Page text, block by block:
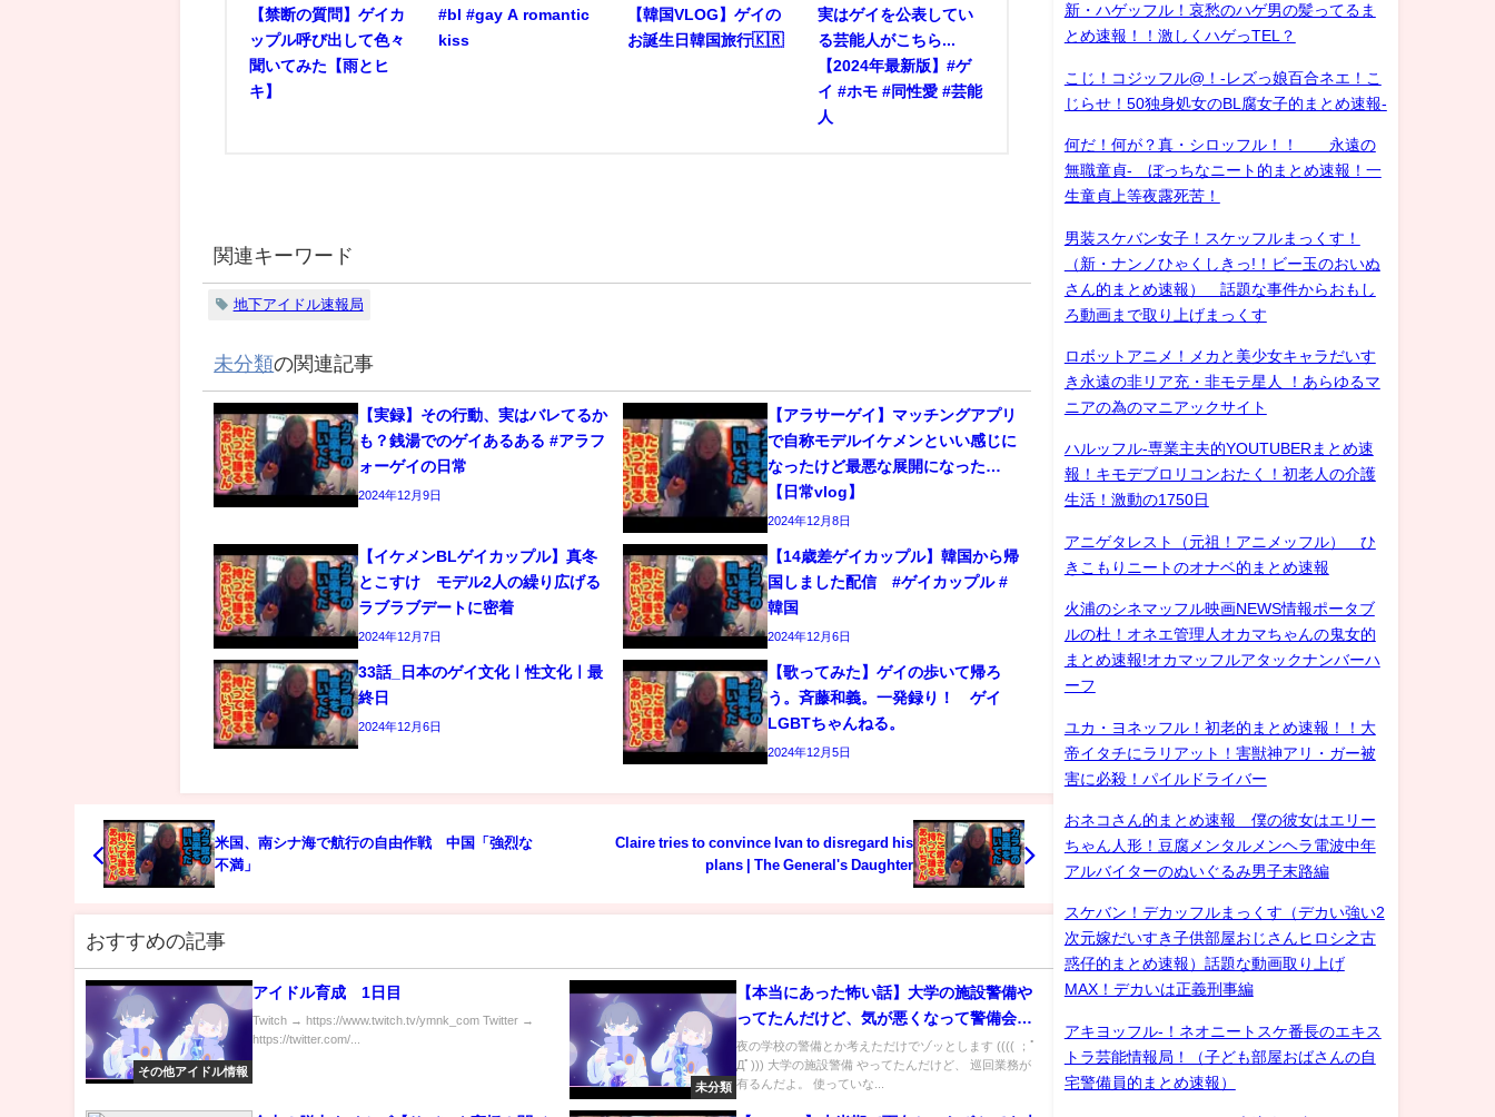
【禁断の質問】ゲイカ
ップル呼び出して色々
聞いてみた【雨とヒ
キ】
#bl #gay A romantic
kiss
【韓国VLOG】ゲイの
お誕生日韓国旅行🇰🇷
実はゲイを公表してい
る芸能人がこちら...
【2024年最新版】#ゲ
イ #ホモ #同性愛 #芸能
人
関連キーワード
地下アイドル速報局
未分類の関連記事
【実録】その行動、実はバレてるか
も？銭湯でのゲイあるある #アラフ
ォーゲイの日常
2024年12月9日
【アラサーゲイ】マッチングアプリ
で自称モデルイケメンといい感じに
なったけど最悪な展開になった…
【日常vlog】
2024年12月8日
【イケメンBLゲイカップル】真冬
とこすけ モデル2人の繰り広げる
ラブラブデートに密着
2024年12月7日
【14歳差ゲイカップル】韓国から帰
国しました配信 #ゲイカップル #
韓国
2024年12月6日
33話_日本のゲイ文化ㅣ性文化ㅣ最
終日
2024年12月6日
【歌ってみた】ゲイの歩いて帰ろ
う。斉藤和義。一発録り！ ゲイ
LGBTちゃんねる。
2024年12月5日
米国、南シナ海で航行の自由作戦 中国「強烈な
不満」
Claire tries to convince Ivan to disregard his
plans | The General's Daughter
おすすめの記事
その他アイドル情報
アイドル育成 1日目
Twitch → https://www.twitch.tv/ymnk_com Twitter →
https://twitter.com/...
未分類
【本当にあった怖い話】大学の施設警備や
ってたんだけど、気が悪くなって警備会社
自体辞めた。【来世に期待】
夜の学校の警備とか考えただけでゾッとします (((( ；ﾟ
Дﾟ))) 大学の施設警備 やってたんだけど、 巡回業務が
有るんだよ。 使っていな...
新・ハゲッフル！哀愁のハゲ男の髪ってるま
とめ速報！！激しくハゲっTEL？
こじ！コジッフル@！-レズっ娘百合ネエ！こ
じらせ！50独身処女のBL腐女子的まとめ速報-
何だ！何が？真・シロッフル！！ 永遠の
無職童貞- ぼっちなニート的まとめ速報！一
生童貞上等夜露死苦！
男装スケバン女子！スケッフルまっくす！
（新・ナンノひゃくしきっ!！ビー玉のおいぬ
さん的まとめ速報） 話題な事件からおもし
ろ動画まで取り上げまっくす
ロボットアニメ！メカと美少女キャラだいす
き永遠の非リア充・非モテ星人 ！あらゆるマ
ニアの為のマニアックサイト
ハルッフル-専業主夫的YOUTUBERまとめ速
報！キモデブロリコンおたく！初老人の介護
生活！激動の1750日
アニゲタレスト（元祖！アニメッフル） ひ
きこもりニートのオナベ的まとめ速報
火浦のシネマッフル映画NEWS情報ポータブ
ルの杜！オネエ管理人オカマちゃんの鬼女的
まとめ速報!オカマッフルアタックナンバーハ
ーフ
ユカ・ヨネッフル！初老的まとめ速報！！大
帝イタチにラリアット！害獣神アリ・ガー被
害に必殺！パイルドライバー
おネコさん的まとめ速報 僕の彼女はエリー
ちゃん人形！豆腐メンタルメンヘラ電波中年
アルバイターのぬいぐるみ男子末路編
スケバン！デカッフルまっくす（デカい強い2
次元嫁だいすき子供部屋おじさんヒロシ之古
惑仔的まとめ速報）話題な動画取り上げ
MAX！デカいは正義刑事編
アキヨッフル-！ネオニートスケ番長のエキス
トラ芸能情報局！（子ども部屋おばさんの自
宅警備員的まとめ速報）